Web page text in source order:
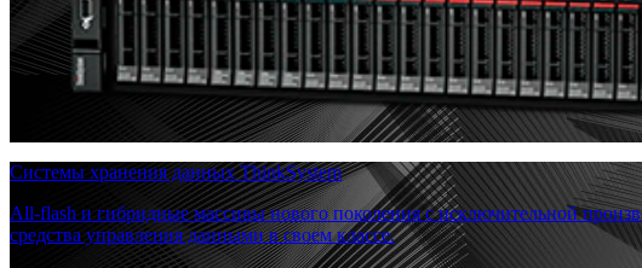
Системы хранения данных ThinkSystem
All-flash и гибридные массивы нового поколения с исключительной
средства управления данными в своем классе.